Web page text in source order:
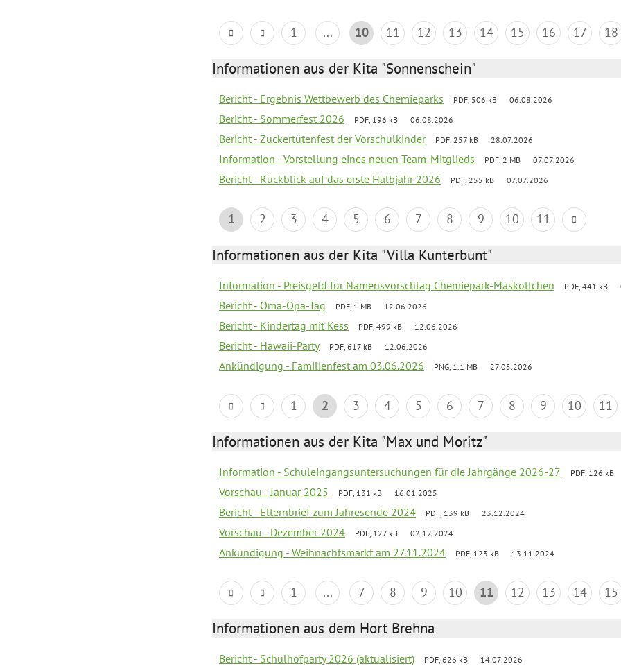
1 ... 10 11 12 13 14 15 16 17 18
Informationen aus der Kita "Sonnenschein"
Bericht - Ergebnis Wettbewerb des Chemieparks PDF, 506 kB 06.08.2026
Bericht - Sommerfest 2026 PDF, 196 kB 06.08.2026
Bericht - Zuckertütenfest der Vorschulkinder PDF, 257 kB 28.07.2026
Information - Vorstellung eines neuen Team-Mitglieds PDF, 2 MB 07.07.2026
Bericht - Rückblick auf das erste Halbjahr 2026 PDF, 255 kB 07.07.2026
1 2 3 4 5 6 7 8 9 10 11
Informationen aus der Kita "Villa Kunterbunt"
Information - Preisgeld für Namensvorschlag Chemiepark-Maskottchen PDF, 441 kB
Bericht - Oma-Opa-Tag PDF, 1 MB 12.06.2026
Bericht - Kindertag mit Kess PDF, 499 kB 12.06.2026
Bericht - Hawaii-Party PDF, 617 kB 12.06.2026
Ankündigung - Familienfest am 03.06.2026 PNG, 1.1 MB 27.05.2026
1 2 3 4 5 6 7 8 9 10 11
Informationen aus der Kita "Max und Moritz"
Information - Schuleingangsuntersuchungen für die Jahrgänge 2026-27 PDF, 126 kB
Vorschau - Januar 2025 PDF, 131 kB 16.01.2025
Bericht - Elternbrief zum Jahresende 2024 PDF, 139 kB 23.12.2024
Vorschau - Dezember 2024 PDF, 127 kB 02.12.2024
Ankündigung - Weihnachtsmarkt am 27.11.2024 PDF, 123 kB 13.11.2024
1 ... 7 8 9 10 11 12 13 14 15
Informationen aus dem Hort Brehna
Bericht - Schulhofparty 2026 (aktualisiert) PDF, 626 kB 14.07.2026